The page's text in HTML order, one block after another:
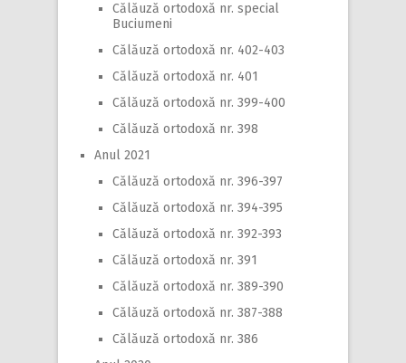
Călăuză ortodoxă nr. special
Buciumeni
Călăuză ortodoxă nr. 402-403
Călăuză ortodoxă nr. 401
Călăuză ortodoxă nr. 399-400
Călăuză ortodoxă nr. 398
Anul 2021
Călăuză ortodoxă nr. 396-397
Călăuză ortodoxă nr. 394-395
Călăuză ortodoxă nr. 392-393
Călăuză ortodoxă nr. 391
Călăuză ortodoxă nr. 389-390
Călăuză ortodoxă nr. 387-388
Călăuză ortodoxă nr. 386